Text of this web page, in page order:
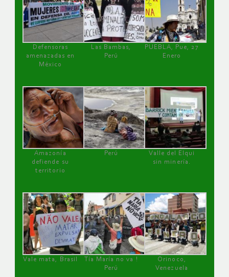
Defensoras
amenazadas en
México
Las Bambas,
Perú
PUEBLA, Pue, 27
Enero
Amazonía
defiende su
territorio
Perú
Valle del Elqui
sin minería.
Vale mata, Brasil
Tía María no va !
Perú
Orinoco,
Venezuela